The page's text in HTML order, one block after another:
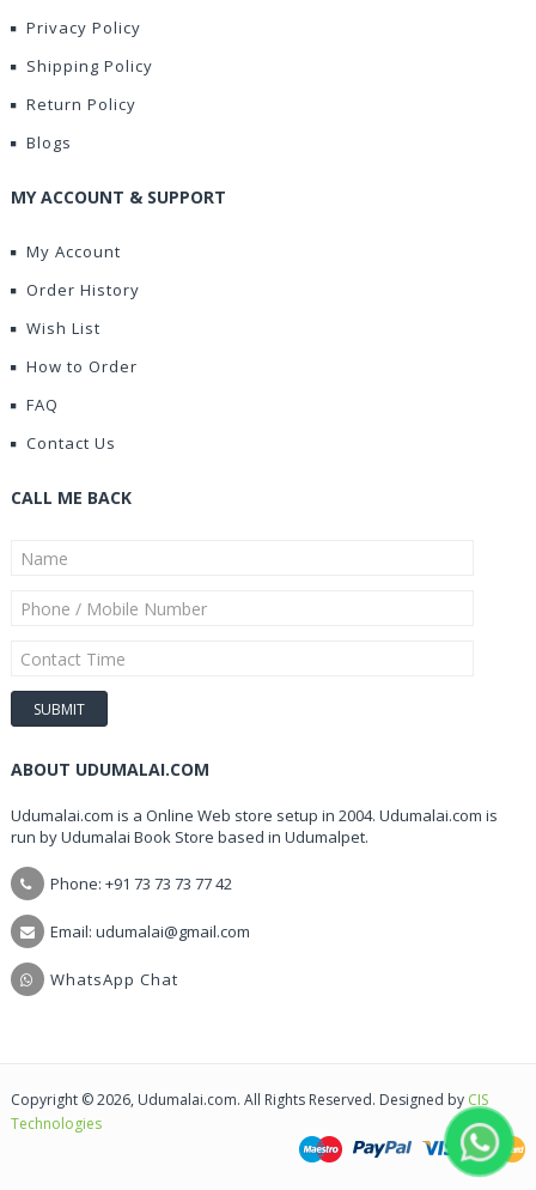
Privacy Policy
Shipping Policy
Return Policy
Blogs
MY ACCOUNT & SUPPORT
My Account
Order History
Wish List
How to Order
FAQ
Contact Us
CALL ME BACK
ABOUT UDUMALAI.COM
Udumalai.com is a Online Web store setup in 2004. Udumalai.com is
run by Udumalai Book Store based in Udumalpet.
Phone: +91 73 73 73 77 42
Email: udumalai@gmail.com
WhatsApp Chat
Copyright © 2026, Udumalai.com. All Rights Reserved. Designed by CIS
Technologies